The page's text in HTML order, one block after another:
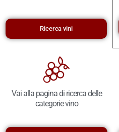
Ricerca vini
Vai alla pagina di ricerca delle
categorie vino